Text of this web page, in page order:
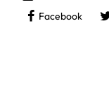
Facebook